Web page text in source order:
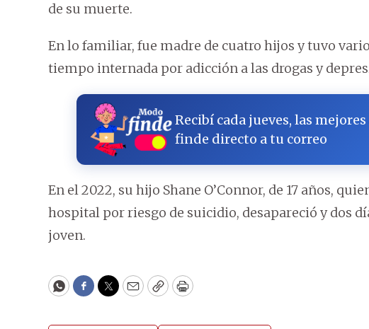
de su muerte.
En lo familiar, fue madre de cuatro hijos y tuvo
tiempo internada por adicción a las drogas y
Recibí cada jueves, las
finde directo a tu correo
En el 2022, su hijo Shane O’Connor, de 17 años,
hospital por riesgo de suicidio, desapareció y dos
joven.
WhatsApp
Facebook
Twitter
EmailCopyPrint